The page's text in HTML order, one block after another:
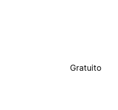
Gratuito